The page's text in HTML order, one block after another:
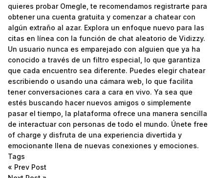
quieres probar Omegle, te recomendamos registrarte para
obtener una cuenta gratuita y comenzar a chatear con
algún extraño al azar. Explora un enfoque nuevo para las
citas en línea con la función de chat aleatorio de Vidizzy.
Un usuario nunca es emparejado con alguien que ya ha
conocido a través de un filtro especial, lo que garantiza
que cada encuentro sea diferente. Puedes elegir chatear
escribiendo o usando una cámara web, lo que facilita
tener conversaciones cara a cara en vivo. Ya sea que
estés buscando hacer nuevos amigos o simplemente
pasar el tiempo, la plataforma ofrece una manera sencilla
de interactuar con personas de todo el mundo. Únete free
of charge y disfruta de una experiencia divertida y
emocionante llena de nuevas conexiones y emociones.
Tags
« Prev Post